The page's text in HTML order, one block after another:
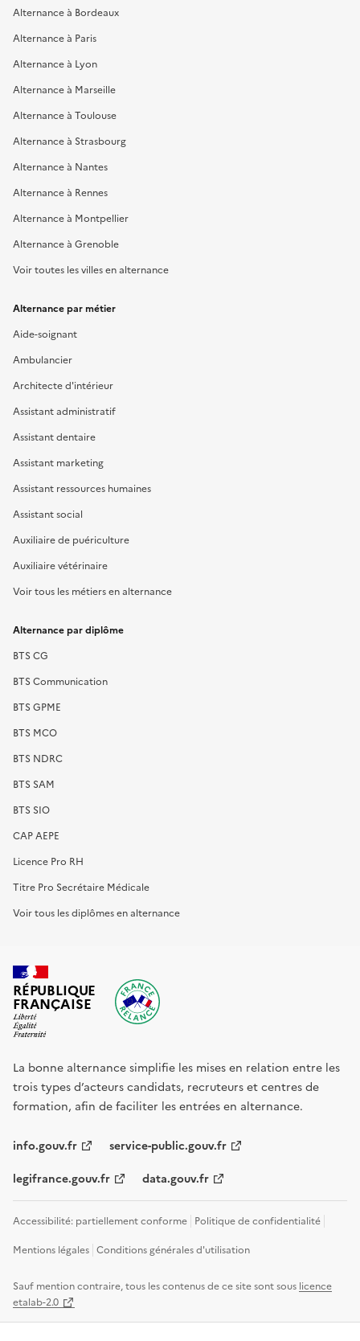
Alternance à Bordeaux
Alternance à Paris
Alternance à Lyon
Alternance à Marseille
Alternance à Toulouse
Alternance à Strasbourg
Alternance à Nantes
Alternance à Rennes
Alternance à Montpellier
Alternance à Grenoble
Voir toutes les villes en alternance
Alternance par métier
Aide-soignant
Ambulancier
Architecte d'intérieur
Assistant administratif
Assistant dentaire
Assistant marketing
Assistant ressources humaines
Assistant social
Auxiliaire de puériculture
Auxiliaire vétérinaire
Voir tous les métiers en alternance
Alternance par diplôme
BTS CG
BTS Communication
BTS GPME
BTS MCO
BTS NDRC
BTS SAM
BTS SIO
CAP AEPE
Licence Pro RH
Titre Pro Secrétaire Médicale
Voir tous les diplômes en alternance
RÉPUBLIQUE
FRANÇAISE
La bonne alternance simplifie les mises en relation entre les
trois types d’acteurs candidats, recruteurs et centres de
formation, afin de faciliter les entrées en alternance.
info.gouv.fr service-public.gouv.fr
legifrance.gouv.fr data.gouv.fr
Accessibilité: partiellement conforme Politique de confidentialité
Mentions légales Conditions générales d'utilisation
Sauf mention contraire, tous les contenus de ce site sont sous licence
etalab-2.0